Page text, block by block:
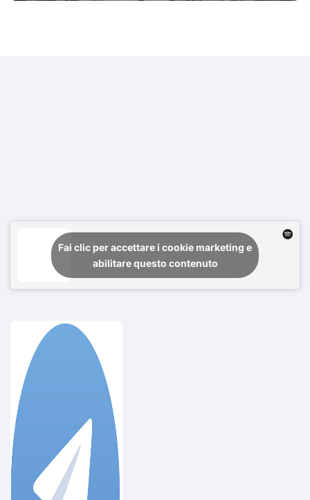
Fai clic per accettare i cookie marketing e
abilitare questo contenuto